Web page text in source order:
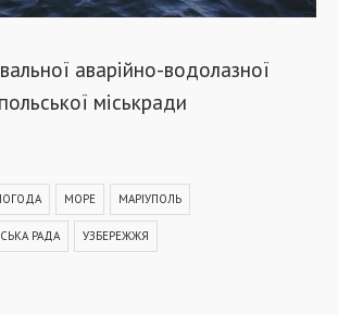
аварійно-водолазної
міськради
МОРЕ МАРІУПОЛЬ
РАДА УЗБЕРЕЖЖЯ